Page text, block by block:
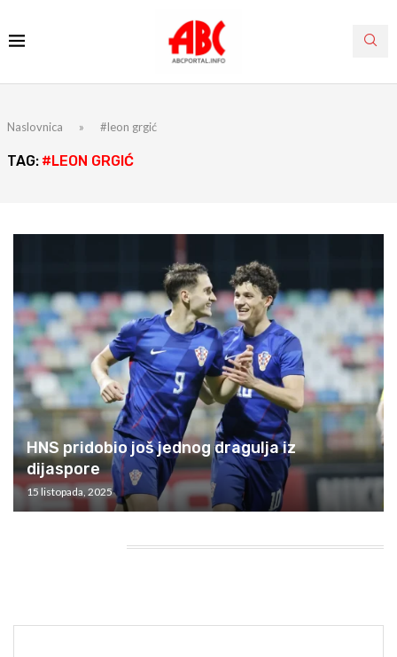
Naslovnica » #leon grgić
TAG: #LEON GRGIĆ
HNS pridobio još jednog dragulja iz
dijaspore
15 listopada, 2025